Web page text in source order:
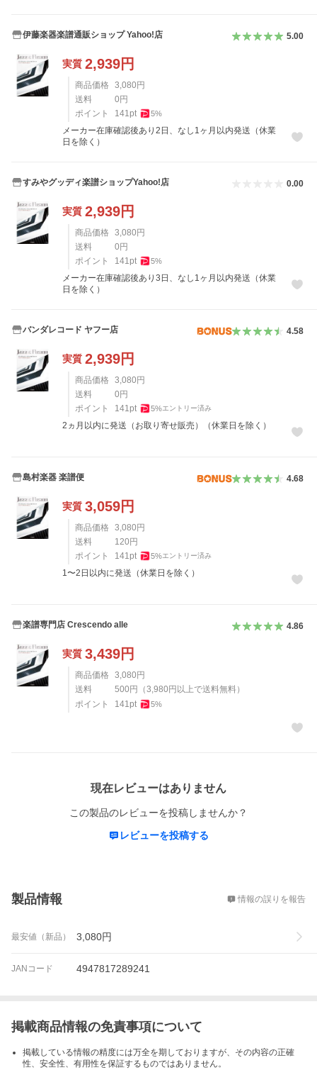
伊藤楽器楽譜通販ショップ Yahoo!店 5.00
実質 2,939円
商品価格 3,080 円
送料
0 円
ポイント
141pt 5%
メーカー在庫確認後あり2日、なし1ヶ月以内発送（休業
日を除く）
すみやグッディ楽譜ショップYahoo!店 0.00
実質 2,939円
商品価格 3,080 円
送料
0 円
ポイント
141pt 5%
メーカー在庫確認後あり3日、なし1ヶ月以内発送（休業
日を除く）
バンダレコード ヤフー店 4.58
実質 2,939円
商品価格 3,080 円
送料
0 円
ポイント
141pt 5%エントリー済み
2ヵ月以内に発送（お取り寄せ販売）（休業日を除く）
島村楽器 楽譜便 4.68
実質 3,059円
商品価格 3,080 円
送料
120 円
ポイント
141pt 5%エントリー済み
1〜2日以内に発送（休業日を除く）
楽譜専門店 Crescendo alle 4.86
実質 3,439円
商品価格 3,080 円
送料
500 円 （3,980 円以上で送料無料）
ポイント
141pt 5%
現在レビューはありません
この製品のレビューを投稿しませんか？
レビューを投稿する
製品情報 情報の誤りを報告
最安値（新品） 3,080円
JANコード 4947817289241
掲載商品情報の免責事項について
掲載している情報の精度には万全を期しておりますが、その内容の正確
性、安全性、有用性を保証するものではありません。